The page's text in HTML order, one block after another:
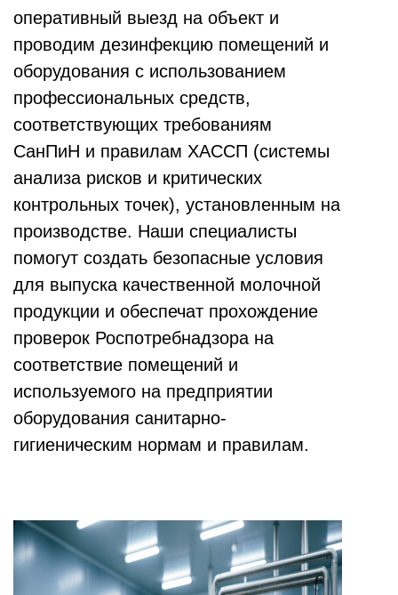
оперативный выезд на объект и
проводим дезинфекцию помещений и
оборудования с использованием
профессиональных средств,
соответствующих требованиям
СанПиН и правилам ХАССП (системы
анализа рисков и критических
контрольных точек), установленным на
производстве. Наши специалисты
помогут создать безопасные условия
для выпуска качественной молочной
продукции и обеспечат прохождение
проверок Роспотребнадзора на
соответствие помещений и
используемого на предприятии
оборудования санитарно-
гигиеническим нормам и правилам.